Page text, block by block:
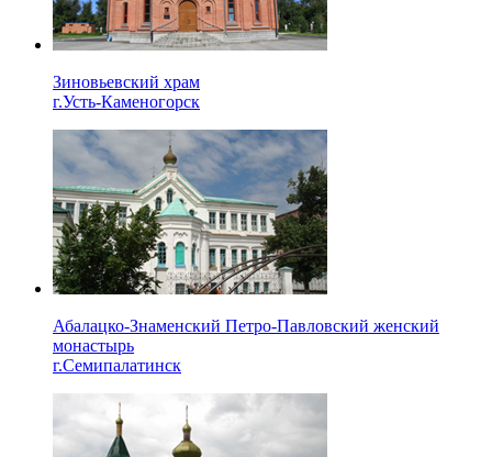
Зиновьевский храм
г.Усть-Каменогорск
Абалацко-Знаменский Петро-Павловский женский
монастырь
г.Семипалатинск